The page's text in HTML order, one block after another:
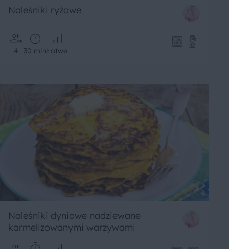
Naleśniki ryżowe
4 30 minŁatwe
Naleśniki dyniowe nadziewane
karmelizowanymi warzywami